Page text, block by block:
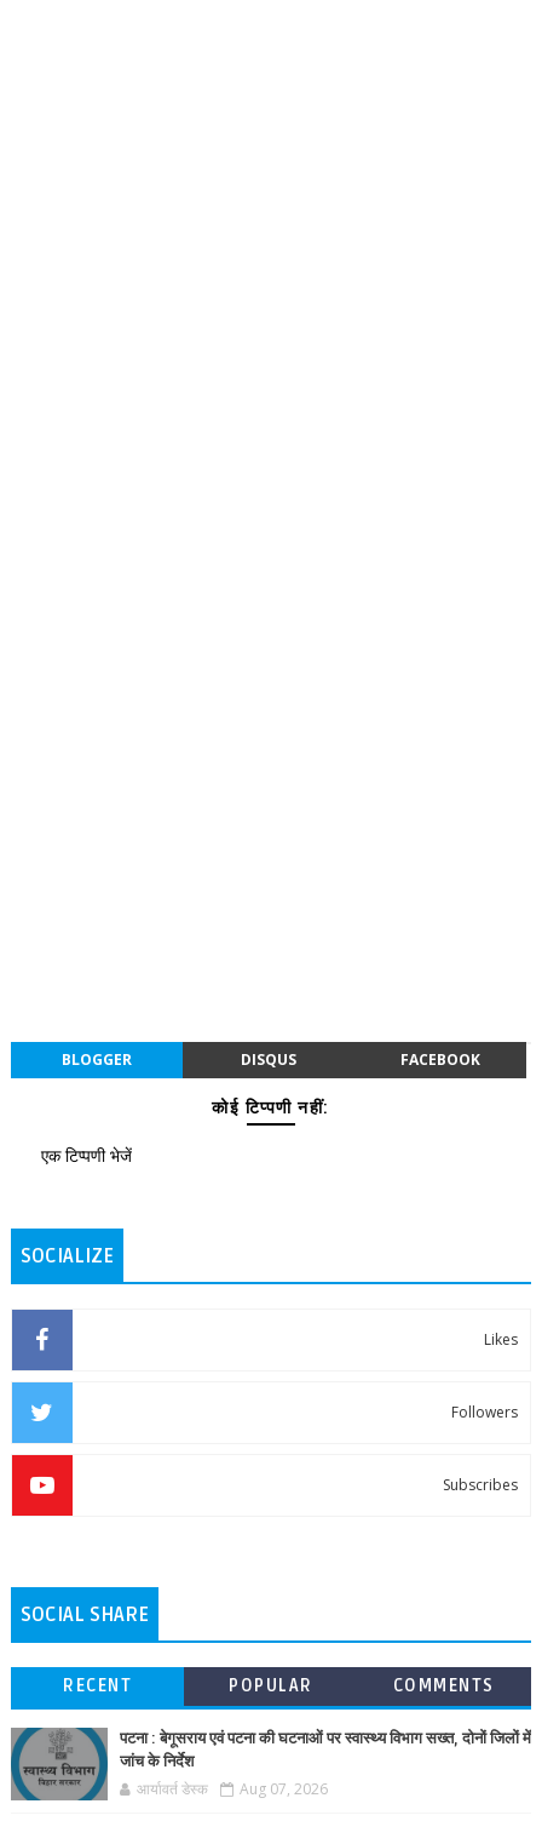
BLOGGER DISQUS FACEBOOK
कोई टिप्पणी नहीं:
एक टिप्पणी भेजें
SOCIALIZE
Likes
Followers
Subscribes
SOCIAL SHARE
RECENT POPULAR COMMENTS
पटना : बेगूसराय एवं पटना की घटनाओं पर स्वास्थ्य विभाग सख्त, दोनों जिलों में
जांच के निर्देश
आर्यावर्त डेस्क Aug 07, 2026